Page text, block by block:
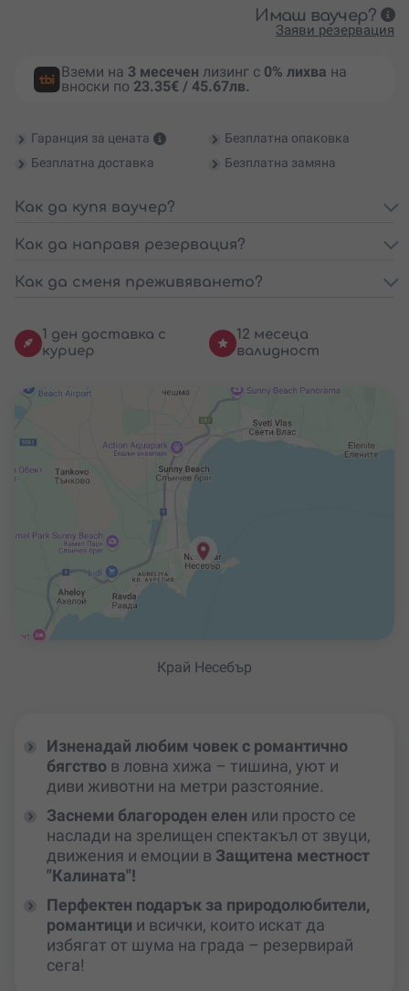
Имаш ваучер?
Заяви резервация
Вземи на 3 месечен лизинг с 0% лихва на
вноски по 23.35€ / 45.67лв.
Гаранция за цената
Безплатна опаковка
Безплатна доставка
Безплатна замяна
Как да купя ваучер?
Как да направя резервация?
Как да сменя преживяването?
1 ден доставка с
куриер
12 месеца
валидност
Край Несебър
Изненадай любим човек с романтично
бягство в ловна хижа – тишина, уют и
диви животни на метри разстояние.
Заснеми благороден елен или просто се
наслади на зрелищен спектакъл от звуци,
движения и емоции в Защитена местност
"Калината"!
Перфектен подарък за природолюбители,
романтици и всички, които искат да
избягат от шума на града – резервирай
сега!